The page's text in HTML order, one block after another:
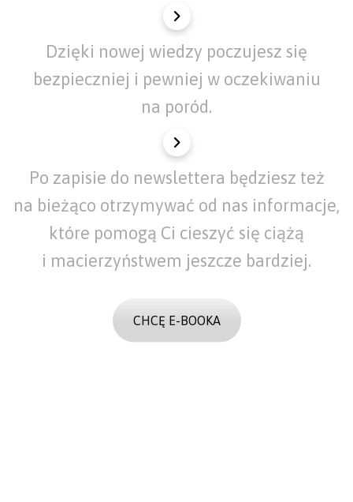
Dzięki nowej wiedzy poczujesz się
bezpieczniej i pewniej w oczekiwaniu
na poród.
Po zapisie do newslettera będziesz też
na bieżąco otrzymywać od nas informacje,
które pomogą Ci cieszyć się ciążą
i macierzyństwem jeszcze bardziej.
CHCĘ E-BOOKA